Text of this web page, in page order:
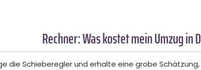
Rechner: Was kostet mein Umzug in
die Schieberegler und erhalte eine grobe